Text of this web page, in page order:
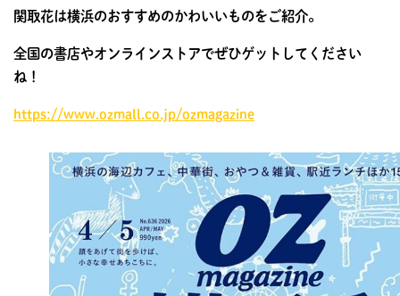
関取花は横浜のおすすめのかわいいものをご紹介。
全国の書店やオンラインストアでぜひゲットしてください
ね！
https://www.ozmall.co.jp/ozmagazine